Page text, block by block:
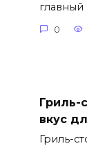
главный
0
Гриль-
вкус
Гриль-